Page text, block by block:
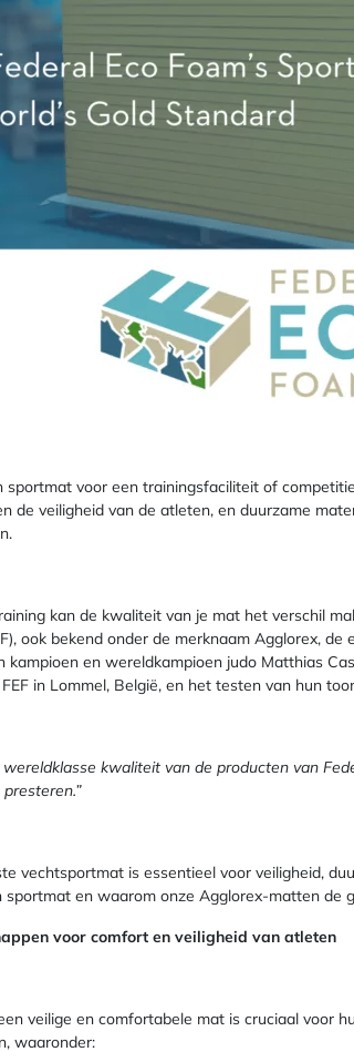
sportmat voor een trainingsfaciliteit of
de veiligheid van de atleten, en duurzame
kan de kwaliteit van je mat het verschil
ook bekend onder de merknaam Agglorex,
kampioen en wereldkampioen judo Matthias
in Lommel, België, en het testen van hun
kwaliteit van de producten van
vechtsportmat is essentieel voor veiligheid,
en waarom onze Agglorex-matten de
voor comfort en veiligheid van atleten
veilige en comfortabele mat is cruciaal voor
waaronder: